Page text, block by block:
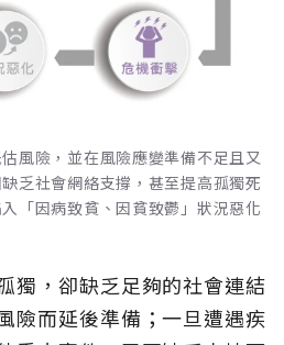
風險，並在風險應變準備不足且又
乏社會網絡支撐，甚至提高孤獨死
「因病致貧、因貧致鬱」狀況惡化
獨，卻缺乏足夠的社會連結
險而延後準備；一旦遭遇疾